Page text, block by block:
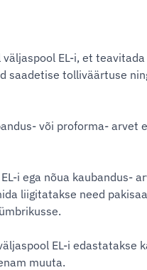
EL-i, et
saadetise tolliväärtuse
või proforma- arvet
i ega nõua kaubandus-
liigitatakse need
EL-i
muuta.